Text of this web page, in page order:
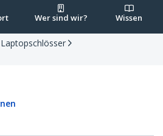
Wer sind wir? Wissen
Laptopschlösser